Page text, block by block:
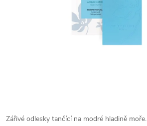
Zářivé odlesky tančící na modré hladině moře.